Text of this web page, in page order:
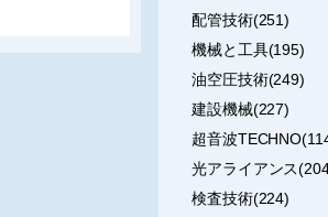
配管技術(251)
機械と工具(195)
油空圧技術(249)
建設機械(227)
超音波
光アライアンス
検査技術(224)